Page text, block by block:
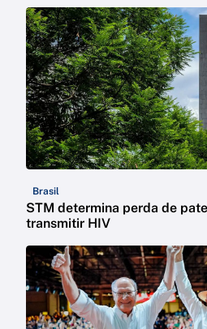
Brasil
STM determina perda de
transmitir HIV